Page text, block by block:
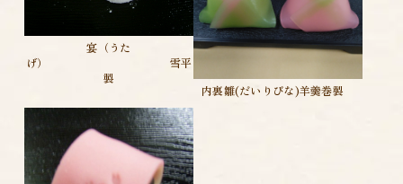
宴（うた
げ） 雪平
製
内裏雛(だいりびな)羊羹巻製